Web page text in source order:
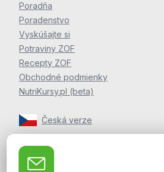
Poradňa
Poradenstvo
Vyskúšajte si
Potraviny ZOF
Recepty ZOF
Obchodné podmienky
NutriKursy.pl (beta)
Česká verze
Zpravodaj Martina Jelínka